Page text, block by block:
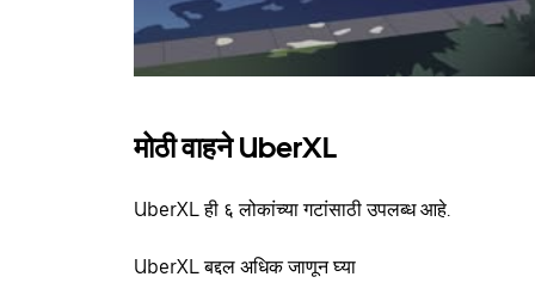
मोठी वाहने UberXL
UberXL ही ६ लोकांच्या गटांसाठी उपलब्ध आहे.
UberXL बद्दल अधिक जाणून घ्या